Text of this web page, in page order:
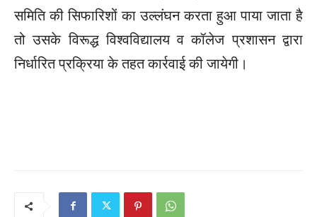
समिति की सिफारिशों का उल्लंघन करता हुआ पाया जाता है
तो उसके विरूद्ध विश्वविद्यालय व कॉलेज प्रशासन द्वारा
निर्धारित प्रक्रिया के तहत कार्रवाई की जायेगी।